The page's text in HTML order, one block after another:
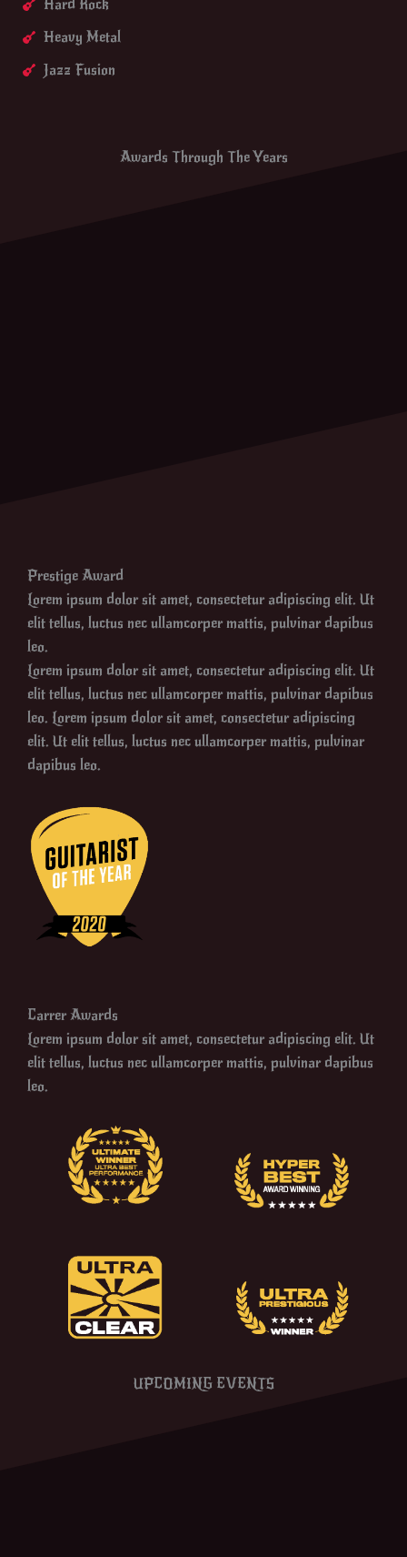
Hard Rock
Heavy Metal
Jazz Fusion
Awards Through The Years
Prestige Award
Lorem ipsum dolor sit amet, consectetur adipiscing elit. Ut
elit tellus, luctus nec ullamcorper mattis, pulvinar dapibus
leo.
Lorem ipsum dolor sit amet, consectetur adipiscing elit. Ut
elit tellus, luctus nec ullamcorper mattis, pulvinar dapibus
leo. Lorem ipsum dolor sit amet, consectetur adipiscing
elit. Ut elit tellus, luctus nec ullamcorper mattis, pulvinar
dapibus leo.
Carrer Awards
Lorem ipsum dolor sit amet, consectetur adipiscing elit. Ut
elit tellus, luctus nec ullamcorper mattis, pulvinar dapibus
leo.
UPCOMING EVENTS